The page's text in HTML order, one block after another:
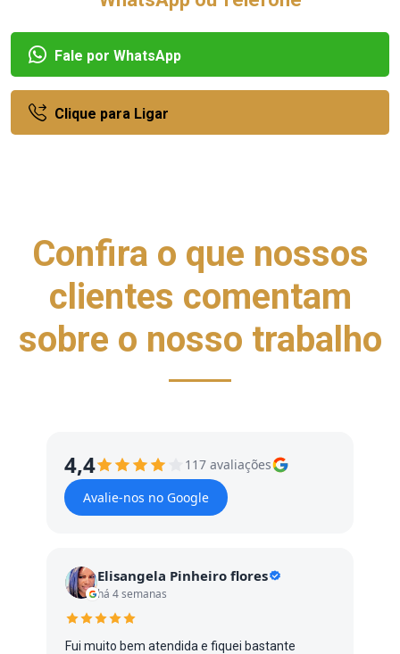
Fale por WhatsApp
Clique para Ligar
Confira o que nossos
clientes comentam
sobre o nosso trabalho
4,4
117 avaliações
Avalie-nos no Google
Elisangela Pinheiro flores
há 4 semanas
Fui muito bem atendida e fiquei bastante